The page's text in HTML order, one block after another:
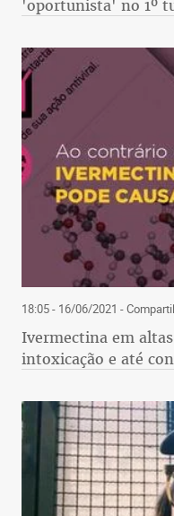
'oportunista' no 1º
18:05 - 16/06/2021 -
Ivermectina em
intoxicação e até